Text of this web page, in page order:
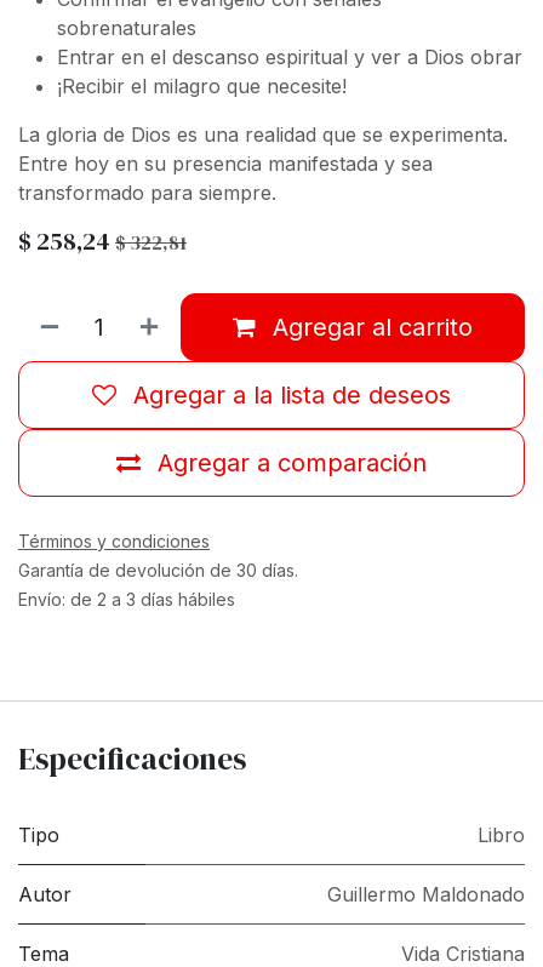
sobrenaturales
Entrar en el descanso espiritual y ver a Dios obrar
¡Recibir el milagro que necesite!
La gloria de Dios es una realidad que se experimenta.
Entre hoy en su presencia manifestada y sea
transformado para siempre.
$ 258,24 $322,81
Agregar al carrito
Agregar a comparación
Agregar a la lista de deseos
Términos y condiciones
Garantía de devolución de 30 días.
Envío: de 2 a 3 días hábiles
Especificaciones
Tipo Libro
Autor Guillermo Maldonado
Tema Vida Cristiana